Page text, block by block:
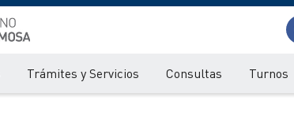
Trámites y Servicios Consultas Turnos